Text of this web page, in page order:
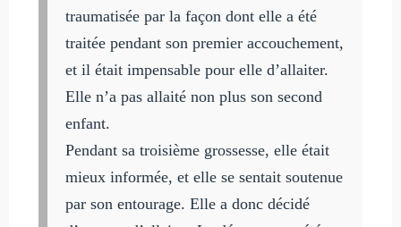
traumatisée par la façon dont elle a été
traitée pendant son premier accouchement,
et il était impensable pour elle d’allaiter.
Elle n’a pas allaité non plus son second
enfant.
Pendant sa troisième grossesse, elle était
mieux informée, et elle se sentait soutenue
par son entourage. Elle a donc décidé